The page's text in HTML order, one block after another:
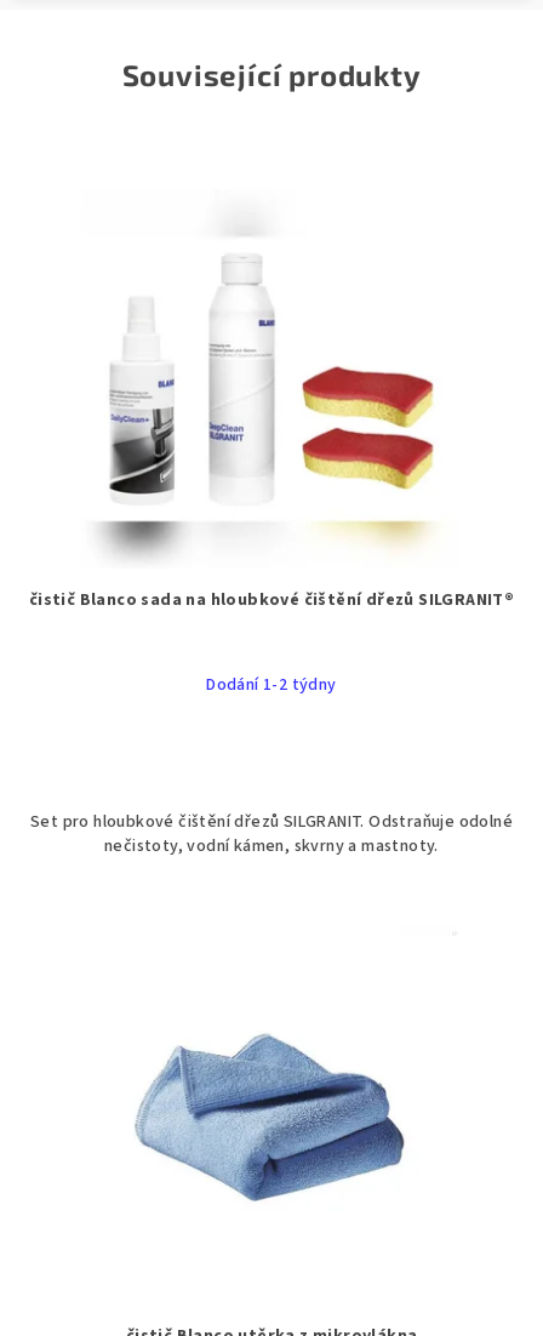
Související produkty
čistič Blanco sada na hloubkové čištění dřezů SILGRANIT®
Dodání 1-2 týdny
Set pro hloubkové čištění dřezů SILGRANIT. Odstraňuje odolné
nečistoty, vodní kámen, skvrny a mastnoty.